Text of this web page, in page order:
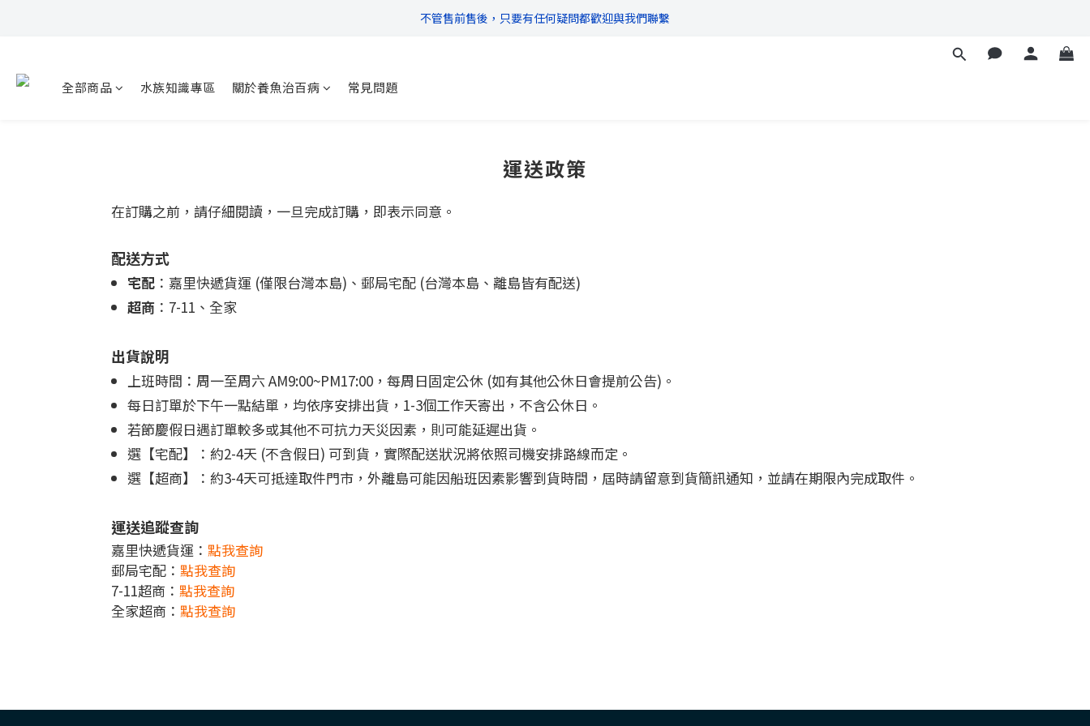
\ 超商滿$399免運!宅配滿$666免運 /
不管售前售後，只要有任何疑問都歡迎與我們聯繫
全部商品 水族知識專區 關於養魚治百病 常見問題
運送政策
在訂購之前，請仔細閱讀，一旦完成訂購，即表示同意。
配送方式
宅配 ：嘉里快遞貨運 (僅限台灣本島)、郵局宅配 (台灣本島、離島皆有配送)
超商 ：7-11、全家
出貨說明
上班時間：周一至周六 AM9:00~PM17:00，每周日固定公休 (如有其他公休日會提前公告)。
每日訂單於下午一點結單，均依序安排出貨，1-3個工作天寄出，不含公休日。
若節慶假日遇訂單較多或其他不可抗力天災因素，則可能延遲出貨。
選【宅配】：約2-4天 (不含假日) 可到貨，實際配送狀況將依照司機安排路線而定。
選【超商】：約3-4天可抵達取件門市，外離島可能因船班因素影響到貨時間，屆時請留意到貨簡訊通知，並請在期限內完成取件。
運送追蹤查詢
嘉里快遞貨運： 點我查詢
郵局宅配： 點我查詢
7-11超商： 點我查詢
全家超商： 點我查詢